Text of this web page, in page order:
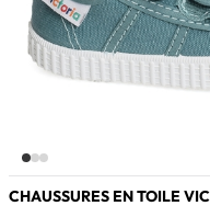
CHAUSSURES EN TOILE